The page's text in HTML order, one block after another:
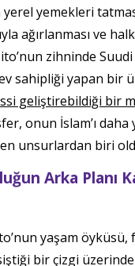
yerel yemekleri
ağırlanması ve
zihninde Suudi
sahipliği yapan bir
geliştirebildiği bir
onun İslam’ı daha
unsurlardan biri
Arka Planı
yaşam
bir çizgi